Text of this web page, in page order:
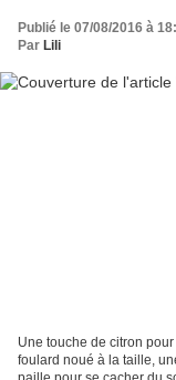
Publié le 07/08/2016 à
Par Lili
Une touche de citron
foulard noué à la taille,